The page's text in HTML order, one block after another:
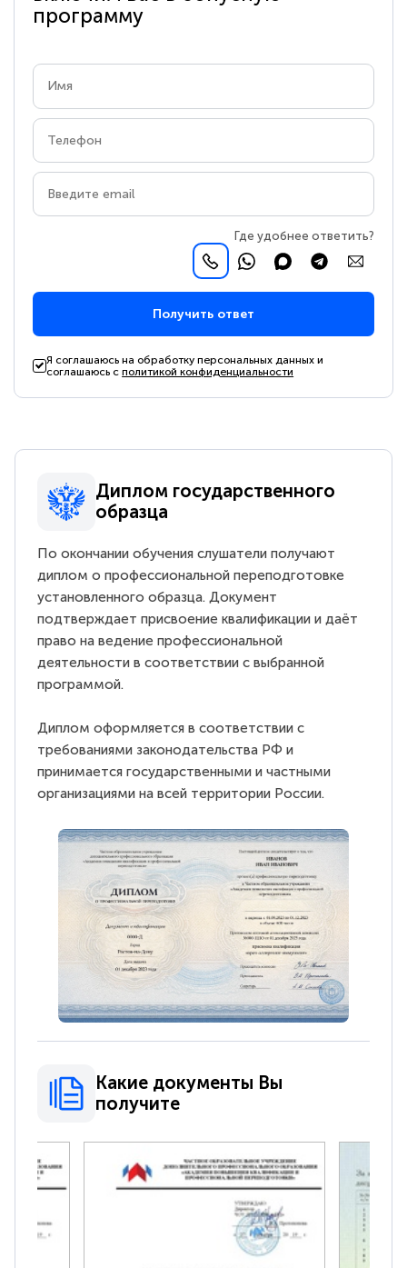
программу
Где удобнее ответить?
Получить ответ
Я соглашаюсь на обработку персональных данных и
соглашаюсь сполитикой конфиденциальности
Диплом государственного
образца
По окончании обучения слушатели получают
диплом о профессиональной переподготовке
установленного образца. Документ
подтверждает присвоение квалификации и даёт
право на ведение профессиональной
деятельности в соответствии с выбранной
программой.
Диплом оформляется в соответствии с
требованиями законодательства РФ и
принимается государственными и частными
организациями на всей территории России.
Какие документы Вы
получите